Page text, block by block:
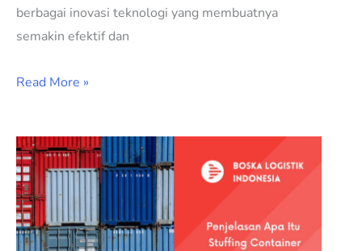
berbagai inovasi teknologi yang membuatnya
semakin efektif dan
Read More »
Penjelasan
Apa
Itu
Stuffing
Container